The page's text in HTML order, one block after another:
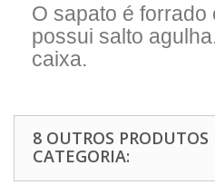
O sapato é forrado
possui salto
caixa.
8 OUTROS
CATEGORIA: